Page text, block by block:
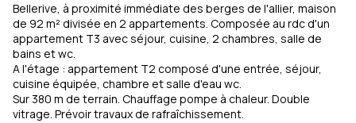
Bellerive, à proximité immédiate des berges de l'allier, maison
de 92 m² divisée en 2 appartements. Composée au rdc d'un
appartement T3 avec séjour, cuisine, 2 chambres, salle de
bains et wc.
A l'étage : appartement T2 composé d'une entrée, séjour,
cuisine équipée, chambre et salle d'eau wc.
Sur 380 m de terrain. Chauffage pompe à chaleur. Double
vitrage. Prévoir travaux de rafraîchissement.